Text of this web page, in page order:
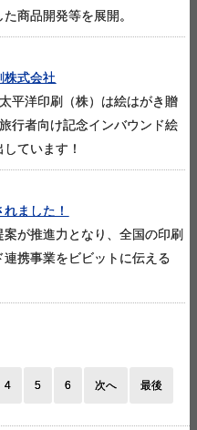
商品開発等を展開。
式会社
平洋印刷（株）は絵はがき贈
行者向け記念インバウンド絵
ています！
ました！
が推進力となり、全国の印刷
携事業をビビットに伝える
4 5 6 次へ 最後